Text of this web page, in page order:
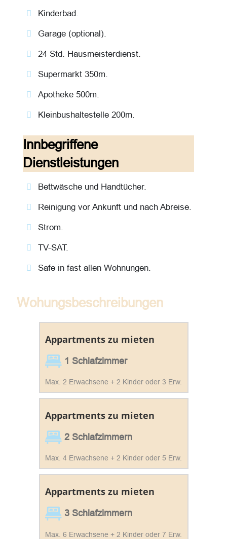
Kinderbad.
Garage (optional).
24 Std. Hausmeisterdienst.
Supermarkt 350m.
Apotheke 500m.
Kleinbushaltestelle 200m.
Innbegriffene
Dienstleistungen
Bettwäsche und Handtücher.
Reinigung vor Ankunft und nach Abreise.
Strom.
TV-SAT.
Safe in fast allen Wohnungen.
Wohungsbeschreibungen
Appartments zu mieten
1 Schlafzimmer
Max. 2 Erwachsene + 2 Kinder oder 3 Erw.
Appartments zu mieten
2 Schlafzimmern
Max. 4 Erwachsene + 2 Kinder oder 5 Erw.
Appartments zu mieten
3 Schlafzimmern
Max. 6 Erwachsene + 2 Kinder oder 7 Erw.